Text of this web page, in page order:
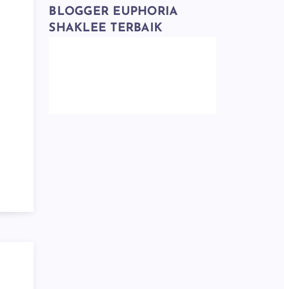
BLOGGER EUPHORIA
SHAKLEE TERBAIK